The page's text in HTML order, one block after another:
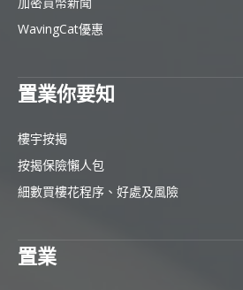
WavingCat優惠
置業你要知
樓宇按揭
按揭保險懶人包
細數買樓花程序、好處及風險
置業